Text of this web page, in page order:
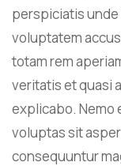
perspiciatis
voluptatem
totam rem
veritatis et quasi
explicabo. Nemo
voluptas sit
consequuntur